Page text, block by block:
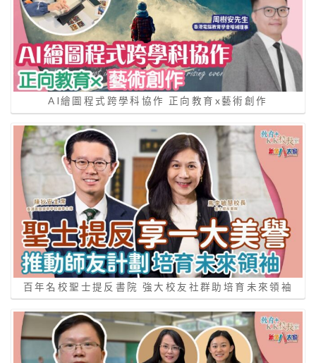
AI繪圖程式跨學科協作 正向教育x藝術創作
百年名校聖士提反書院 強大校友社群助培育未來領袖